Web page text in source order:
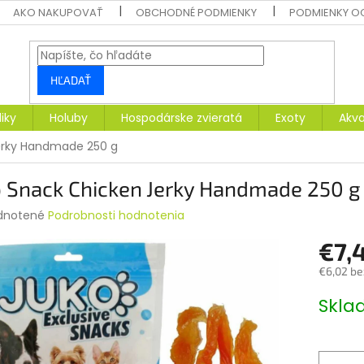
AKO NAKUPOVAŤ OBCHODNÉ PODMIENKY PODMIENKY
HĽADAŤ
Holuby Hospodárske zvieratá Exoty
Handmade 250 g
Snack Chicken Jerky Handmade 250 g
Podrobnosti hodnotenia
€6,02
cena: